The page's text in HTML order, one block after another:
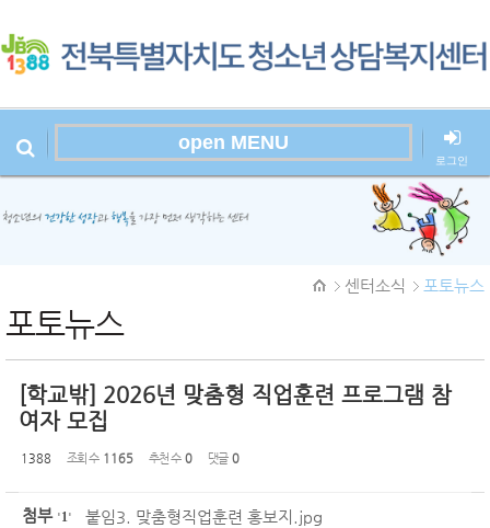
open MENU
로그인
센터소식
포토뉴스
포토뉴스
[학교밖] 2026년 맞춤형 직업훈련 프로그램 참
여자 모집
1388 조회 수 1165 추천 수 0 댓글 0
첨부 '1' 붙임3. 맞춤형직업훈련 홍보지.jpg
스케치북5
스케치북5